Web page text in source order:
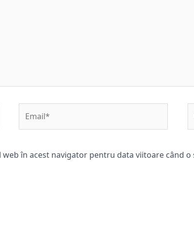
web în acest navigator pentru data viitoare când o